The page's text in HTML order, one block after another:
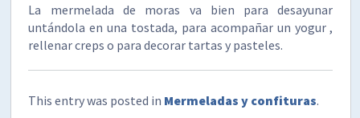
La mermelada de moras va bien para desayunar
untándola en una tostada, para acompañar un yogur ,
rellenar creps o para decorar tartas y pasteles.
This entry was posted in Mermeladas y confituras.